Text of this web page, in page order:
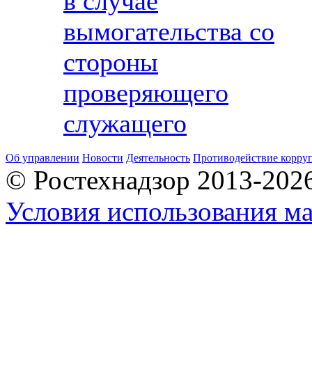
вымогательства со
стороны
проверяющего
служащего
Об управлении Новости Деятельность Противодействие
© Ростехнадзор 2013-
Условия использования